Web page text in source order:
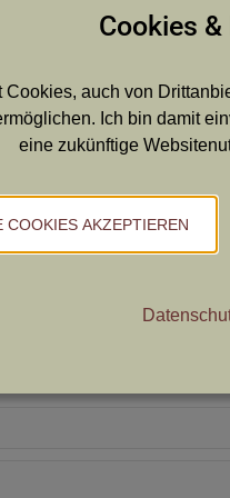
Cookies
Cookies, auch von
Ich bin damit
eine zukünftige
COOKIES AKZEPTIEREN